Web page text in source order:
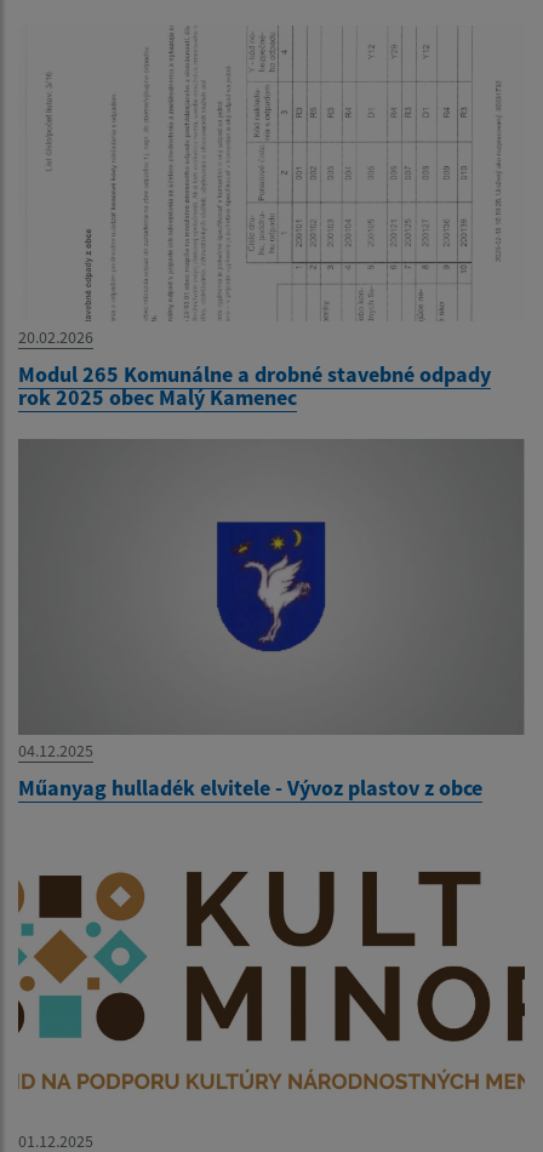
20.02.2026
Modul 265 Komunálne a drobné stavebné odpady
rok 2025 obec Malý Kamenec
04.12.2025
Műanyag hulladék elvitele - Vývoz plastov z obce
01.12.2025